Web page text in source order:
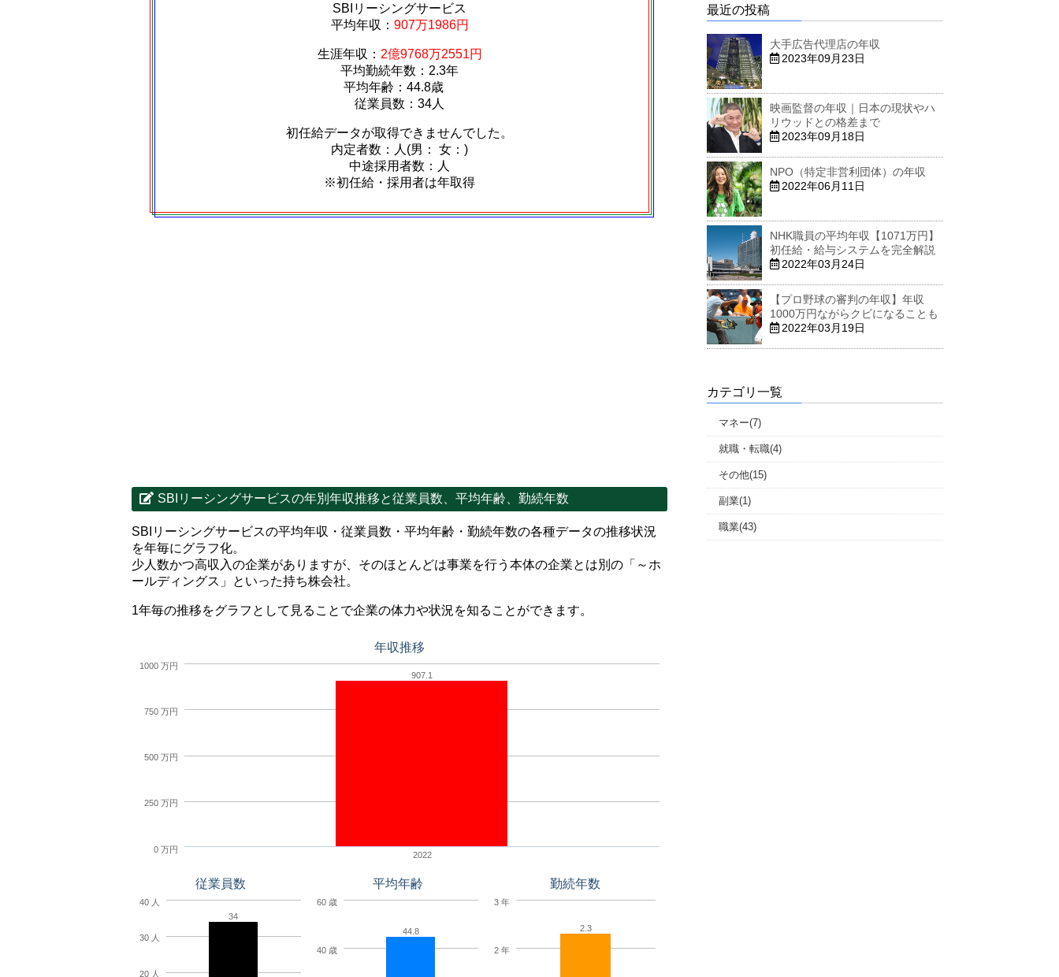
SBIリーシングサービス
平均年収： 907万1986円
生涯年収： 2億9768万2551円
平均勤続年数：2.3年
平均年齢：44.8歳
従業員数：34人
初任給データが取得できませんでした。
内定者数：人(男： 女：)
中途採用者数：人
※初任給・採用者は年取得
SBIリーシングサービスの年別年収推移と従業員数、平均年齢、勤続年数
SBIリーシングサービスの平均年収・従業員数・平均年齢・勤続年数の各種データの推移状況
を年毎にグラフ化。
少人数かつ高収入の企業がありますが、そのほとんどは事業を行う本体の企業とは別の「～ホ
ールディングス」といった持ち株会社。
1年毎の推移をグラフとして見ることで企業の体力や状況を知ることができます。
年収推移
907.1
2022
0 万円
250 万円
500 万円
750 万円
1000 万円
従業員数
34
20 人
30 人
40 人
平均年齢
44.8
40 歳
60 歳
勤続年数
2.3
2 年
3 年
最近の投稿
大手広告代理店の年収
2023年09月23日
映画監督の年収｜日本の現状やハ
リウッドとの格差まで
2023年09月18日
NPO（特定非営利団体）の年収
2022年06月11日
NHK職員の平均年収【1071万円】
初任給・給与システムを完全解説
2022年03月24日
【プロ野球の審判の年収】年収
1000万円ながらクビになることも
2022年03月19日
カテゴリ一覧
マネー(7)
就職・転職(4)
その他(15)
副業(1)
職業(43)